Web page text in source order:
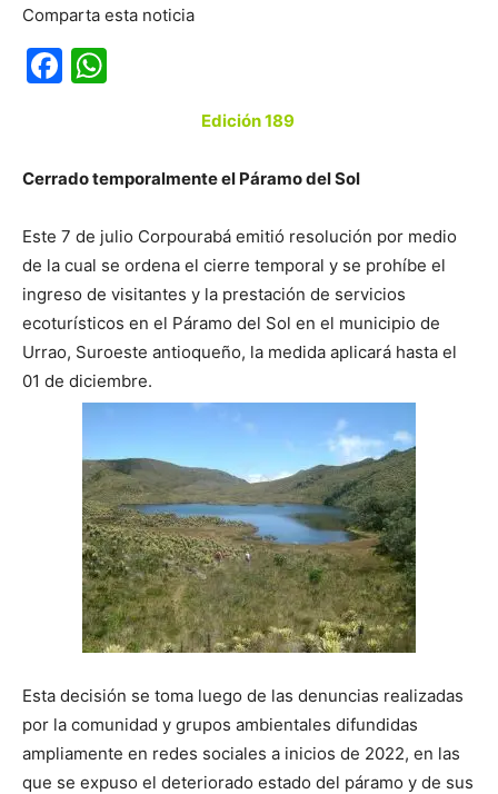
Comparta esta noticia
Facebook
Edición 189
Cerrado temporalmente el Páramo del Sol
Este 7 de julio Corpourabá emitió resolución por medio
de la cual se ordena el cierre temporal y se prohíbe el
ingreso de visitantes y la prestación de servicios
ecoturísticos en el Páramo del Sol en el municipio de
Urrao, Suroeste antioqueño, la medida aplicará hasta el
01 de diciembre.
Esta decisión se toma luego de las denuncias realizadas
por la comunidad y grupos ambientales difundidas
ampliamente en redes sociales a inicios de 2022, en las
que se expuso el deteriorado estado del páramo y de sus